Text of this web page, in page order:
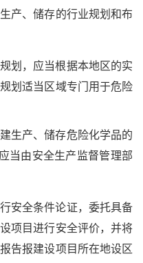
产、储存的行业规划和布
划，应当根据本地区的实
划适当区域专门用于危险
生产、储存危险化学品的
当由安全生产监督管理部
安全条件论证，委托具备
项目进行安全评价，并将
告报建设项目所在地设区